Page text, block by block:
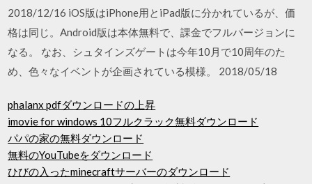
2018/12/16 iOS版はiPhone用とiPad版に分かれているが、価
格は同じ。Android版は本体無料で、課金でフルバージョンに
なる。 なお、シュタインズゲートは今年10月で10周年のた
め、色々なイベントが企画されている模様。 2018/05/18
phalanx pdfダウンロードの上昇
imovie for windows 10フルクラック無料ダウンロード
パパの家の無料ダウンロード
無料のYouTubeをダウンロード
ひびの入ったminecraftサーバーのダウンロード